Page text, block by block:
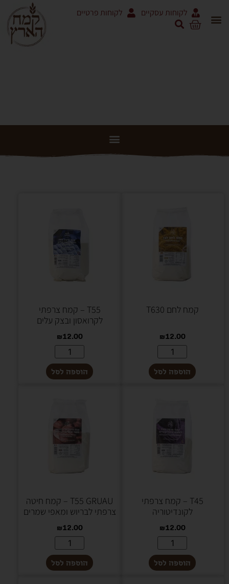
לקוחות עסקיים לקוחות פרטיים
קמח לחם T630
₪12.00
הוספה לסל
T55 – קמח צרפתי
לקרואסון ובצק עלים
₪12.00
הוספה לסל
T45 – קמח צרפתי
לקונדיטוריה
₪12.00
הוספה לסל
T55 GRUAU – קמח חיטה
צרפתי לבריוש ומאפי שמרים
₪12.00
הוספה לסל